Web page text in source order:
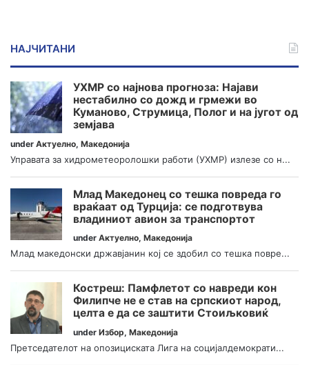
НАЈЧИТАНИ
УХМР со најнова прогноза: Најави
нестабилно со дожд и грмежи во
Куманово, Струмица, Полог и на југот од
земјава
under Актуелно, Македонија
Управата за хидрометеоролошки работи (УХМР) излезе со н...
Млад Македонец со тешка повреда го
враќаат од Турција: се подготвува
владиниот авион за транспортот
under Актуелно, Македонија
Млад македонски државјанин кој се здобил со тешка повре...
Костреш: Памфлетот со навреди кон
Филипче не е став на српскиот народ,
целта е да се заштити Стоиљковиќ
under Избор, Македонија
Претседателот на опозициската Лига на социјалдемократи...